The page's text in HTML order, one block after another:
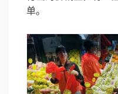
单。